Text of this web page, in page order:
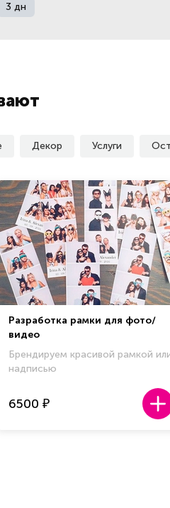
3 дн
Декор Услуги
Разработка рамки для фото/
видео
Брендируем красивой рамкой
надписью
6500 ₽